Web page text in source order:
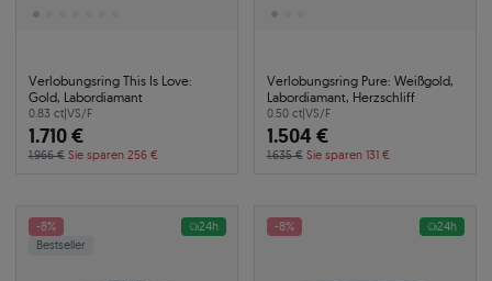
Verlobungsring This Is Love:
Gold, Labordiamant
0.83 ct|VS/F
1.710 €
1.966 € Sie sparen 256 €
Verlobungsring Pure: Weißgold,
Labordiamant, Herzschliff
0.50 ct|VS/F
1.504 €
1.635 € Sie sparen 131 €
-8%
Bestseller
24h -8% 24h